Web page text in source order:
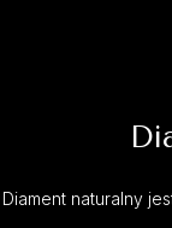
Diament naturalny